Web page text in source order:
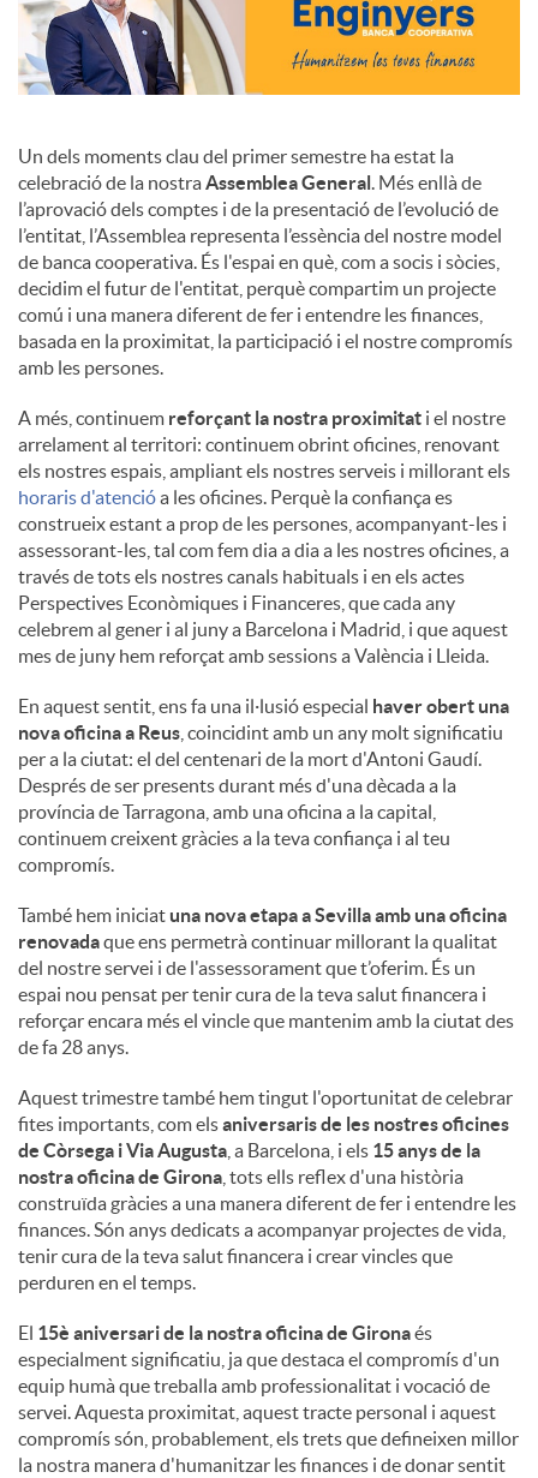
Un dels moments clau del primer semestre ha estat la
celebració de la nostra Assemblea General . Més enllà de
l’aprovació dels comptes i de la presentació de l’evolució de
l’entitat, l’Assemblea representa l’essència del nostre model
de banca cooperativa. És l'espai en què, com a socis i sòcies,
decidim el futur de l'entitat, perquè compartim un projecte
comú i una manera diferent de fer i entendre les finances,
basada en la proximitat, la participació i el nostre compromís
amb les persones.
A més, continuem reforçant la nostra proximitat i el nostre
arrelament al territori: continuem obrint oficines, renovant
els nostres espais, ampliant els nostres serveis i millorant els
horaris d'atencióa les oficines. Perquè la confiança es
construeix estant a prop de les persones, acompanyant-les i
assessorant-les, tal com fem dia a dia a les nostres oficines, a
través de tots els nostres canals habituals i en els actes
Perspectives Econòmiques i Financeres, que cada any
celebrem al gener i al juny a Barcelona i Madrid, i que aquest
mes de juny hem reforçat amb sessions a València i Lleida.
En aquest sentit, ens fa una il·lusió especial haver obert una
nova oficina a Reus , coincidint amb un any molt significatiu
per a la ciutat: el del centenari de la mort d'Antoni Gaudí.
Després de ser presents durant més d'una dècada a la
província de Tarragona, amb una oficina a la capital,
continuem creixent gràcies a la teva confiança i al teu
compromís.
També hem iniciat una nova etapa a Sevilla amb una oficina
renovadaque ens permetrà continuar millorant la qualitat
del nostre servei i de l'assessorament que t’oferim. És un
espai nou pensat per tenir cura de la teva salut financera i
reforçar encara més el vincle que mantenim amb la ciutat des
de fa 28 anys.
Aquest trimestre també hem tingut l'oportunitat de celebrar
fites importants, com elsaniversaris de les nostres oficines
de Còrsega i Via Augusta , a Barcelona, ​​i els 15 anys de la
nostra oficina de Girona , tots ells reflex d'una història
construïda gràcies a una manera diferent de fer i entendre les
finances. Són anys dedicats a acompanyar projectes de vida,
tenir cura de la teva salut financera i crear vincles que
perduren en el temps.
El 15è aniversari de la nostra oficina de Gironaés
especialment significatiu, ja que destaca el compromís d'un
equip humà que treballa amb professionalitat i vocació de
servei. Aquesta proximitat, aquest tracte personal i aquest
compromís són, probablement, els trets que defineixen millor
la nostra manera d'humanitzar les finances i de donar sentit